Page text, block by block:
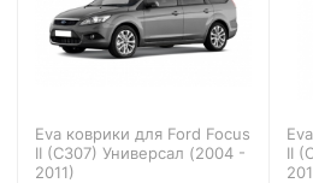
Eva коврики для Ford Focus
II (C307) Универсал (2004 -
2011)
II